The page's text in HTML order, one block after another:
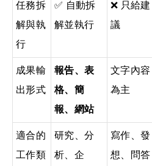
任務拆
解與執
行
✅ 自動拆
解並執行
❌ 只給建
議
成果輸
出形式
報告、表
格、簡
報、網站
文字內容
為主
適合的
工作類
研究、分
析、企
寫作、發
想、問答